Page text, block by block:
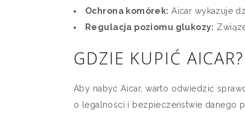
Ochrona komórek: Aicar wykazuje
Regulacja poziomu glukozy:
GDZIE KUPIĆ AICAR?
Aby nabyć Aicar, warto odwiedzić
o legalności i bezpieczeństwie danego